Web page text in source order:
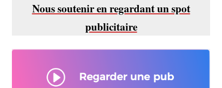
Nous soutenir en regardant un spot
publicitaire